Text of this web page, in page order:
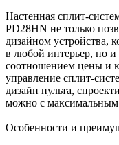
Настенная сплит-
PD28HN не только
дизайном устройства,
в любой интерьер, но
соотношением цены и
управление сплит-
дизайн пульта,
можно с
Особенности и